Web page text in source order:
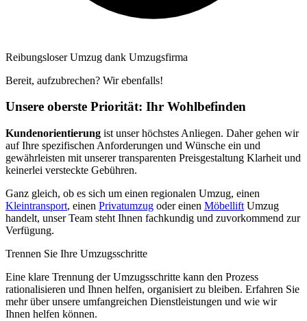
Reibungsloser Umzug dank Umzugsfirma
Bereit, aufzubrechen? Wir ebenfalls!
Unsere oberste Priorität: Ihr Wohlbefinden
Kundenorientierung ist unser höchstes Anliegen. Daher gehen wir
auf Ihre spezifischen Anforderungen und Wünsche ein und
gewährleisten mit unserer transparenten Preisgestaltung Klarheit und
keinerlei versteckte Gebühren.
Ganz gleich, ob es sich um einen regionalen Umzug, einen
Kleintransport, einen Privatumzug oder einen Möbellift Umzug
handelt, unser Team steht Ihnen fachkundig und zuvorkommend zur
Verfügung.
Trennen Sie Ihre Umzugsschritte
Eine klare Trennung der Umzugsschritte kann den Prozess
rationalisieren und Ihnen helfen, organisiert zu bleiben. Erfahren Sie
mehr über unsere umfangreichen Dienstleistungen und wie wir
Ihnen helfen können.